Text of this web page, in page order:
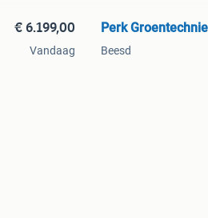
€ 6.199,00
Vandaag
Perk
Beesd